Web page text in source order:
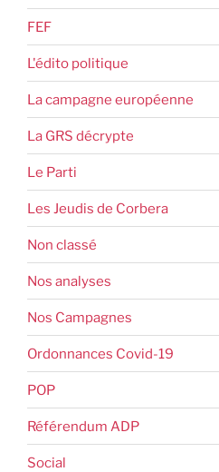
FEF
L'édito politique
La campagne européenne
La GRS décrypte
Le Parti
Les Jeudis de Corbera
Non classé
Nos analyses
Nos Campagnes
Ordonnances Covid-19
POP
Référendum ADP
Social